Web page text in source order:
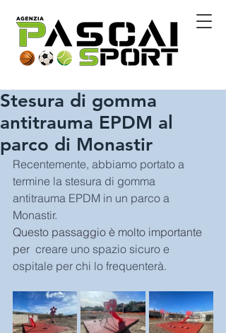
Stesura di gomma
antitrauma EPDM al
parco di Monastir
Recentemente, abbiamo portato a
termine la stesura di gomma
antitrauma EPDM in un parco a
Monastir.
Questo passaggio è molto importante
per creare uno spazio sicuro e
ospitale per chi lo frequenterà.